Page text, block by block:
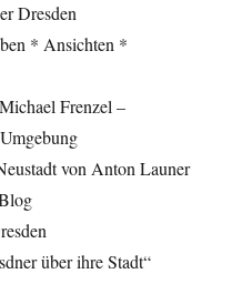
Dresden
* Ansichten *
Michael Frenzel –
von Anton Launer
über ihre Stadt“